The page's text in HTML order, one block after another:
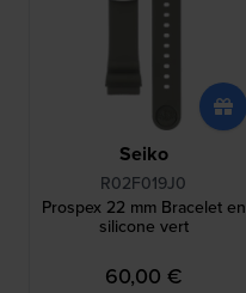
Seiko
R02F019J0
Prospex 22 mm Bracelet en
silicone vert
60,00 €